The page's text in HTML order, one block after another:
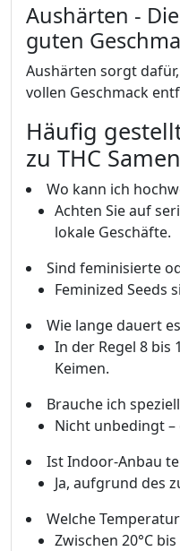
Aushärten -
guten
Aushärten sorgt
vollen Geschmack
Häufig
zu THC
Wo kann ich
Achten Sie auf
lokale Geschäfte.
Sind feminisierte
Feminized Seeds
Wie lange dauert
In der Regel 8 bis
Keimen.
Brauche ich
Nicht unbedingt –
Ist Indoor-Anbau
Ja, aufgrund des
Welche
Zwischen 20°C